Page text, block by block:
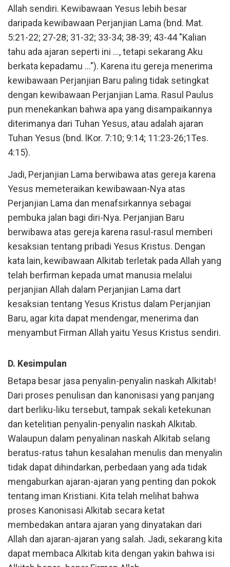
Allah sendiri. Kewibawaan Yesus lebih besar
daripada kewibawaan Perjanjian Lama (bnd. Mat.
5:21-22; 27-28; 31-32; 33-34; 38-39; 43-44 "Kalian
tahu ada ajaran seperti ini ..., tetapi sekarang Aku
berkata kepadamu ..."). Karena itu gereja menerima
kewibawaan Perjanjian Baru paling tidak setingkat
dengan kewibawaan Perjanjian Lama. Rasul Paulus
pun menekankan bahwa apa yang disampaikannya
diterimanya dari Tuhan Yesus, atau adalah ajaran
Tuhan Yesus (bnd. lKor. 7:10; 9:14; 11:23-26;1Tes.
4:15).
Jadi, Perjanjian Lama berwibawa atas gereja karena
Yesus memeteraikan kewibawaan-Nya atas
Perjanjian Lama dan menafsirkannya sebagai
pembuka jalan bagi diri-Nya. Perjanjian Baru
berwibawa atas gereja karena rasul-rasul memberi
kesaksian tentang pribadi Yesus Kristus. Dengan
kata lain, kewibawaan Alkitab terletak pada Allah yang
telah berfirman kepada umat manusia melalui
perjanjian Allah dalam Perjanjian Lama dart
kesaksian tentang Yesus Kristus dalam Perjanjian
Baru, agar kita dapat mendengar, menerima dan
menyambut Firman Allah yaitu Yesus Kristus sendiri.
D. Kesimpulan
Betapa besar jasa penyalin-penyalin naskah Alkitab!
Dari proses penulisan dan kanonisasi yang panjang
dart berliku-liku tersebut, tampak sekali ketekunan
dan ketelitian penyalin-penyalin naskah Alkitab.
Walaupun dalam penyalinan naskah Alkitab selang
beratus-ratus tahun kesalahan menulis dan menyalin
tidak dapat dihindarkan, perbedaan yang ada tidak
mengaburkan ajaran-ajaran yang penting dan pokok
tentang iman Kristiani. Kita telah melihat bahwa
proses Kanonisasi Alkitab secara ketat
membedakan antara ajaran yang dinyatakan dari
Allah dan ajaran-ajaran yang salah. Jadi, sekarang kita
dapat membaca Alkitab kita dengan yakin bahwa isi